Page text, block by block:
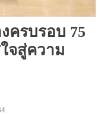
ครบรอบ 75
จสู่ความ